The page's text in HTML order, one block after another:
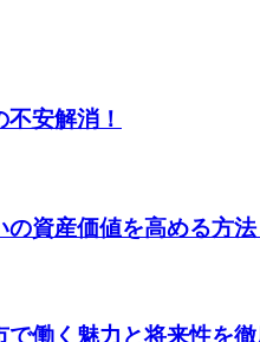
安解消！
資産価値を高める方
働く魅力と将来性を